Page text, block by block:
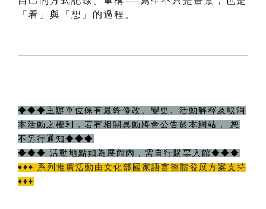
「看」與「想」的過程。
◆◆◆主辦單位保有最終修改、變更、活動解釋及取消
本活動之權利，若有相關異動將會公告於本網站， 恕
不另行通知◆◆◆
◆◆◆ 活動地點如為展館內，需自行購票入館◆◆◆
♦♦♦ 系列推廣活動由文化部國家語言整體發展方案支持
♦♦♦